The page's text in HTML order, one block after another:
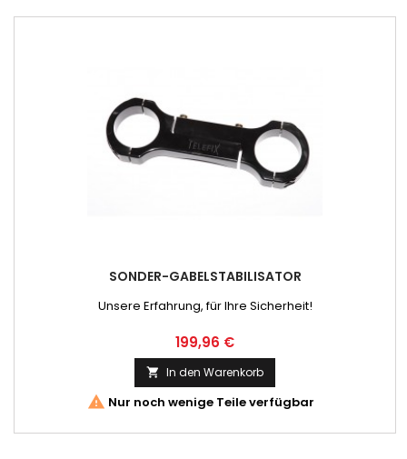
SONDER-GABELSTABILISATOR
Unsere Erfahrung, für Ihre Sicherheit!
Preis
199,96 €
 In den Warenkorb
 Nur noch wenige Teile verfügbar